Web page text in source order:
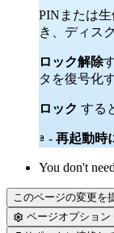
PINまたは
き、ディス
ロック解除
タを復号化
ロック する
ª - 再起動時
You don't
このページの変更を
ページオプション